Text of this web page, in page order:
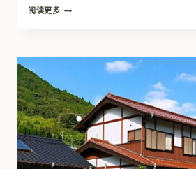
阅读更多
一
产，
能
否
来
日
本
趟